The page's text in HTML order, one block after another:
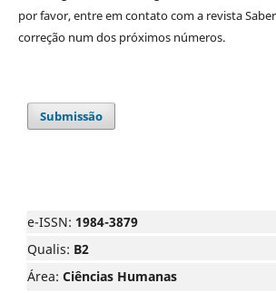
por favor, entre em contato com a revista
correção num dos próximos números.
Submissão
e-ISSN: 1984-3879
Qualis: B2
Área: Ciências Humanas